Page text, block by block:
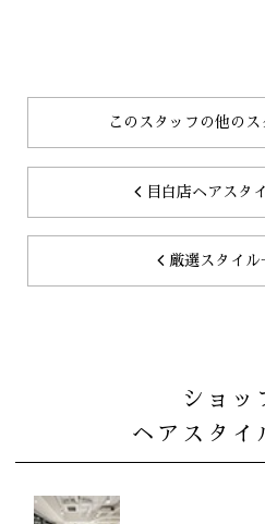
このスタッフの他のス
目白店ヘアスタ
厳選スタイル
ショッ
ヘアスタイ